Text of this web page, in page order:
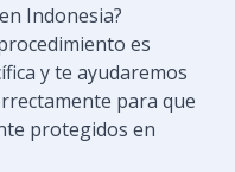
Indonesia?
es
y te ayudaremos
para que
protegidos en